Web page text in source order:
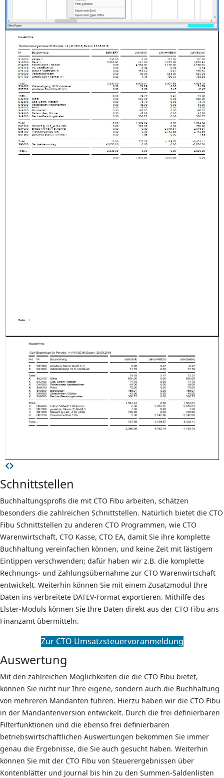
Schnittstellen
Buchhaltungsprofis die mit CTO Fibu arbeiten, schätzen
besonders die zahlreichen Schnittstellen. Natürlich bietet die CTO
Fibu Schnittstellen zu anderen CTO Programmen, wie CTO
Warenwirtschaft, CTO Kasse, CTO EA, damit Sie ihre komplette
Buchhaltung vereinfachen können, und keine Zeit mit lästigem
Eintippen verschwenden; dafür haben wir z.B. die komplette
Rechnungs- und Zahlungsübernahme zur CTO Warenwirtschaft
entwickelt. Weiterhin können Sie mit einem Zusatzmodul Ihre
Daten ins verbreitete DATEV-Format exportieren. Mithilfe des
Elster-Moduls können Sie Ihre Daten direkt aus der CTO Fibu ans
Finanzamt übermitteln.
Zur CTO Umsatzsteuervoranmeldung
Auswertung
Mit den zahlreichen Möglichkeiten die die CTO Fibu bietet,
können Sie nicht nur Ihre eigene, sondern auch die Buchhaltung
von mehreren Mandanten führen. Hierzu haben wir die CTO Fibu
in der Mandantenversion entwickelt. Durch die frei definierbaren
Filterfunktionen und die ebenso frei definierbaren
betriebswirtschaftlichen Auswertungen bekommen Sie immer
genau die Ergebnisse, die Sie auch gesucht haben. Weiterhin
können Sie mit der CTO Fibu von Steuerergebnissen über
Kontenblätter und Journal bis hin zu den Summen-Saldenlisten